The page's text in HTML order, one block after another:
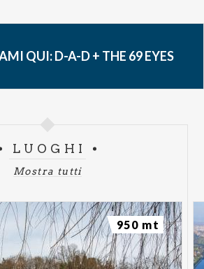
QUI:D-A-D + THE 69 EYES
LUOGHI
Mostra tutti
950 mt